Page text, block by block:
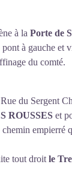
à la Porte de
pont à gauche et
du comté.
du Sergent
ROUSSES et
empierré
tout droit le